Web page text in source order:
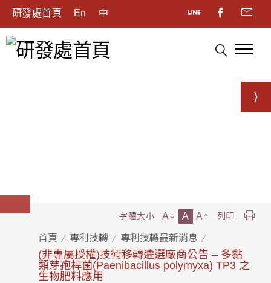
研發處首頁 En 中
首頁 專利技轉 專利技轉最新消息
(非專屬授權)技術移轉遴選廠商公告 – 多黏
類芽孢桿菌(Paenibacillus polymyxa) TP3 之
生物肥料應用
字體大小 A A A 列印